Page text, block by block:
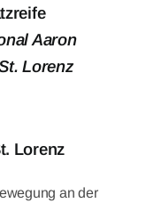
Aaron
Lorenz
Lorenz
an der